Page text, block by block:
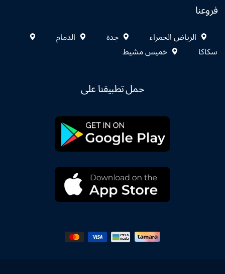
فروعنا
الرياض الحمراء جدة
الدمام
سكاكا
خميس مشيط
حمل تطبيقنا على